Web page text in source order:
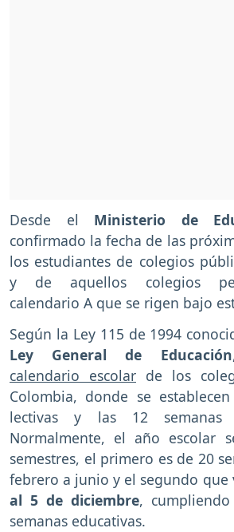
Desde el Ministerio de
confirmado la fecha de las
los estudiantes de colegios
y de aquellos colegios
calendario A que se rigen bajo
Según la Ley 115 de 1994
Ley General de Educación
calendario escolar de los
Colombia, donde se
lectivas y las 12 semanas
Normalmente, el año escolar
semestres, el primero es de 20
febrero a junio y el segundo que
al 5 de diciembre,
semanas educativas.